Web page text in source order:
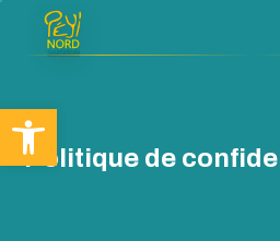
Ouvrir la barre
Politique de